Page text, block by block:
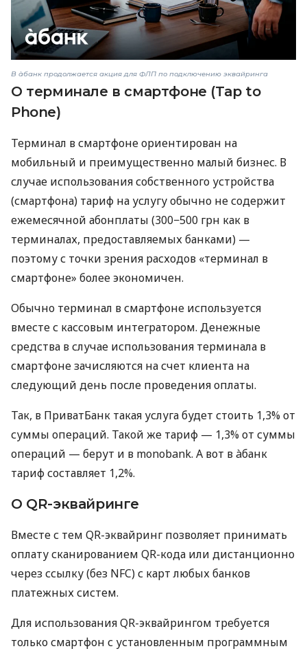
В àбанк продолжается акция для ФЛП по подключению эквайринга
О терминале в смартфоне (Tap to
Phone)
Терминал в смартфоне ориентирован на
мобильный и преимущественно малый бизнес. В
случае использования собственного устройства
(смартфона) тариф на услугу обычно не содержит
ежемесячной абонплаты (300−500 грн как в
терминалах, предоставляемых банками) —
поэтому с точки зрения расходов «терминал в
смартфоне» более экономичен.
Обычно терминал в смартфоне используется
вместе с кассовым интегратором. Денежные
средства в случае использования терминала в
смартфоне зачисляются на счет клиента на
следующий день после проведения оплаты.
Так, в ПриватБанк такая услуга будет стоить 1,3% от
суммы операций. Такой же тариф — 1,3% от суммы
операций — берут и в monobank. А вот в àбанк
тариф составляет 1,2%.
О QR-эквайринге
Вместе с тем QR-эквайринг позволяет принимать
оплату сканированием QR-кода или дистанционно
через ссылку (без NFC) с карт любых банков
платежных систем.
Для использования QR-эквайрингом требуется
только смартфон с установленным программным